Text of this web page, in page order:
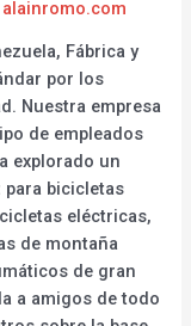
alainromo.com
Fábrica y
por los
Nuestra empresa
de empleados
explorado un
para bicicletas
eléctricas,
de montaña
de gran
a amigos de todo